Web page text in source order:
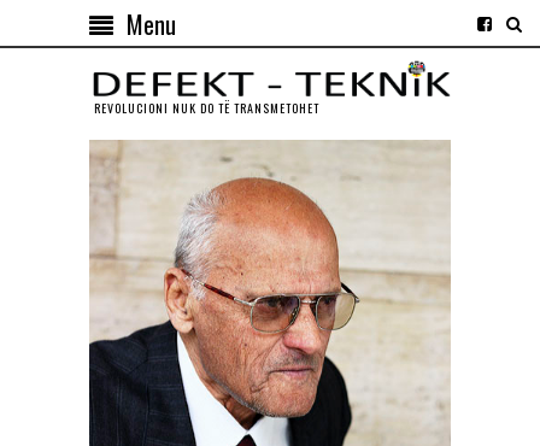
Menu
REVOLUCIONI NUK DO TЁ TRANSMETOHET